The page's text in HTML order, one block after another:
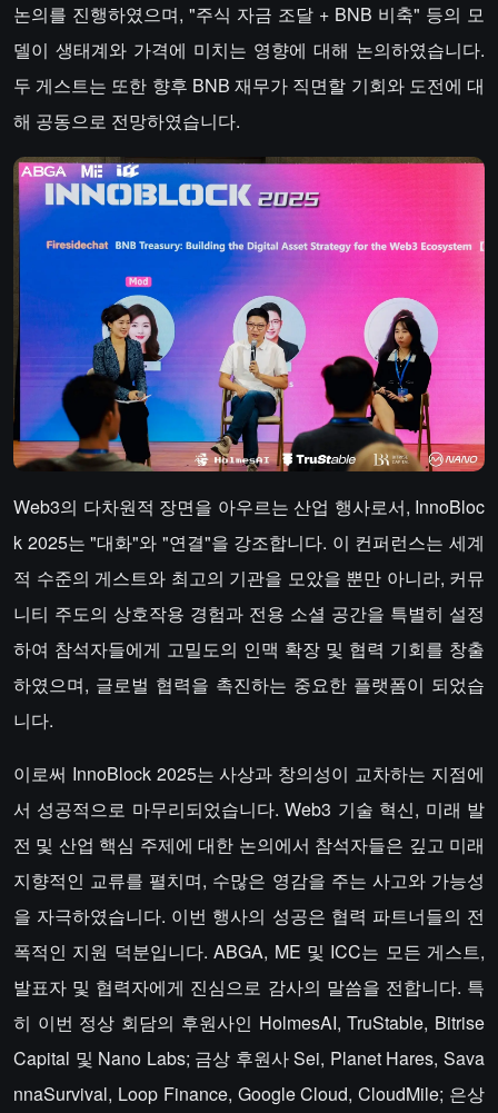
논의를 진행하였으며, "주식 자금 조달 + BNB 비축" 등의 모
델이 생태계와 가격에 미치는 영향에 대해 논의하였습니다.
두 게스트는 또한 향후 BNB 재무가 직면할 기회와 도전에 대
해 공동으로 전망하였습니다.
Web3의 다차원적 장면을 아우르는 산업 행사로서, InnoBloc
k 2025는 "대화"와 "연결"을 강조합니다. 이 컨퍼런스는 세계
적 수준의 게스트와 최고의 기관을 모았을 뿐만 아니라, 커뮤
니티 주도의 상호작용 경험과 전용 소셜 공간을 특별히 설정
하여 참석자들에게 고밀도의 인맥 확장 및 협력 기회를 창출
하였으며, 글로벌 협력을 촉진하는 중요한 플랫폼이 되었습
니다.
이로써 InnoBlock 2025는 사상과 창의성이 교차하는 지점에
서 성공적으로 마무리되었습니다. Web3 기술 혁신, 미래 발
전 및 산업 핵심 주제에 대한 논의에서 참석자들은 깊고 미래
지향적인 교류를 펼치며, 수많은 영감을 주는 사고와 가능성
을 자극하였습니다. 이번 행사의 성공은 협력 파트너들의 전
폭적인 지원 덕분입니다. ABGA, ME 및 ICC는 모든 게스트,
발표자 및 협력자에게 진심으로 감사의 말씀을 전합니다. 특
히 이번 정상 회담의 후원사인 HolmesAI, TruStable, Bitrise
Capital 및 Nano Labs; 금상 후원사 Sei, Planet Hares, Sava
nnaSurvival, Loop Finance, Google Cloud, CloudMile; 은상